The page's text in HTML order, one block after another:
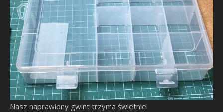
Nasz naprawiony gwint trzyma świetnie!